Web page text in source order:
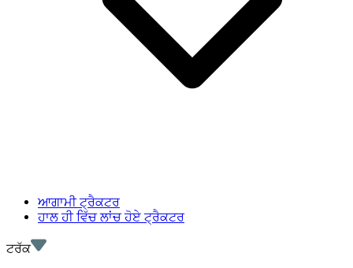
ਆਗਾਮੀ ਟ੍ਰੈਕਟਰ
ਹਾਲ ਹੀ ਵਿੱਚ ਲਾਂਚ ਹੋਏ ਟ੍ਰੈਕਟਰ
ਟਰੱਕ